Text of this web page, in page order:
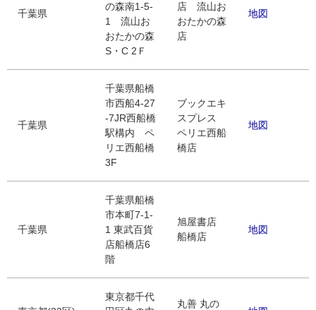
千葉県
の森南1-5-
1 流山お
おたかの森
S・C 2Ｆ
店 流山お
おたかの森
店
地図
千葉県
千葉県船橋
市西船4-27
-7JR西船橋
駅構内 ペ
リエ西船橋
3F
ブックエキ
スプレス
ペリエ西船
橋店
地図
千葉県
千葉県船橋
市本町7-1-
1 東武百貨
店船橋店6
階
旭屋書店
船橋店
地図
東京都千代
丸善 丸の